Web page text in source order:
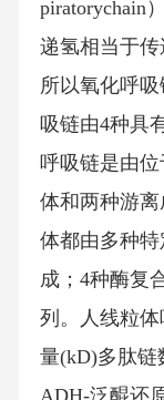
piratorychain
递氢相当于传
所以氧化呼
吸链由4种具
呼吸链是由
体和两种游离
体都由多种
成；4种酶复
列。人线粒
量(kD)多肽
ADH-泛醌还